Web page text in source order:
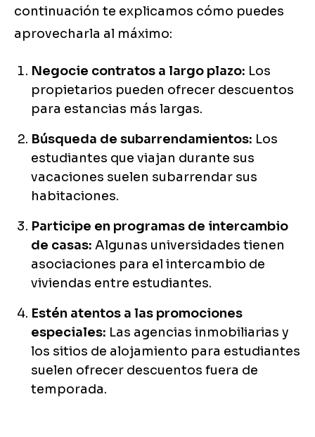
continuación te explicamos cómo puedes
aprovecharla al máximo:
Negocie contratos a largo plazo: Los
propietarios pueden ofrecer descuentos
para estancias más largas.
Búsqueda de subarrendamientos: Los
estudiantes que viajan durante sus
vacaciones suelen subarrendar sus
habitaciones.
Participe en programas de intercambio
de casas: Algunas universidades tienen
asociaciones para el intercambio de
viviendas entre estudiantes.
Estén atentos a las promociones
especiales: Las agencias inmobiliarias y
los sitios de alojamiento para estudiantes
suelen ofrecer descuentos fuera de
temporada.